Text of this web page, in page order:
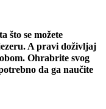
što se možete
A pravi doživljaj
Ohrabrite svog
da ga naučite